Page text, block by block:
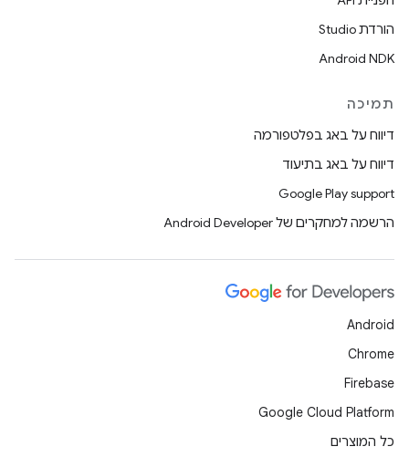
הורדת Studio
Android NDK
תמיכה
דיווח על באג בפלטפורמה
דיווח על באג בתיעוד
Google Play support
הרשמה למחקרים של Android Developer
Android
Chrome
Firebase
Google Cloud Platform
כל המוצרים